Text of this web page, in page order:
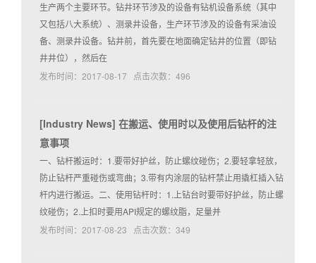
生产两个主要环节。钻井环节涉及的设备有钻机设备系统（其中
又包括八大系统）、测录井设备，生产环节涉及的设备有采油设
备、测录井设备。钻井前，首先要在地面确定钻井的位置（即钻
井井位），然后在
发布时间：2017-08-17 点击次数：496
[Industry News] 在搬运、使用时以及使用后钻杆的注
意事项
一、钻杆搬运时：1.要带好护丝，防止螺纹碰伤；2.要轻拿轻放，
防止钻杆严重碰伤或弯曲；3.带有内涂层的钻杆禁止用撬杠插入钻
杆内进行搬运。二、使用钻杆时：1.上钻台时要带好护丝，防止螺
纹碰伤；2.上扣时要用API规定的螺纹脂，足量并
发布时间：2017-08-23 点击次数：349